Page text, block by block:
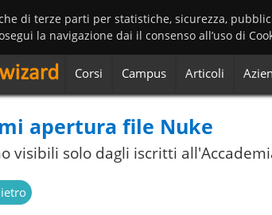
di terze parti per statistiche, sicurezza,
la navigazione dai il consenso all’uso di
Corsi Campus Articoli
apertura file Nuke
visibili solo dagli iscritti